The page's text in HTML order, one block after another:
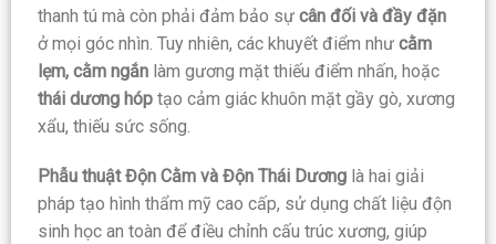
thanh tú mà còn phải đảm bảo sự cân đối và đầy đặn
ở mọi góc nhìn. Tuy nhiên, các khuyết điểm như cằm
lẹm, cằm ngắn làm gương mặt thiếu điểm nhấn, hoặc
thái dương hóp tạo cảm giác khuôn mặt gầy gò, xương
xẩu, thiếu sức sống.
Phẫu thuật Độn Cằm và Độn Thái Dương là hai giải
pháp tạo hình thẩm mỹ cao cấp, sử dụng chất liệu độn
sinh học an toàn để điều chỉnh cấu trúc xương, giúp